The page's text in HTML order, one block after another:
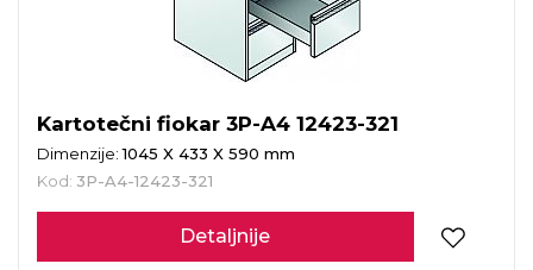
Kartotečni fiokar 3P-A4 12423-321
Dimenzije:1045 X 433 X 590 mm
Kod: 3P-A4-12423-321
Detaljnije